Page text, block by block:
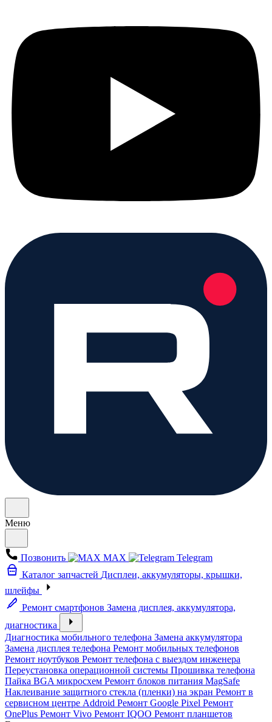
Меню
Позвонить MAX
Telegram
Каталог запчастей Дисплеи, аккумуляторы, крышки,
шлейфы
Ремонт смартфонов Замена дисплея, аккумулятора,
диагностика
Диагностика мобильного телефона Замена аккумулятора
Замена дисплея телефона Ремонт мобильных телефонов
Ремонт ноутбуков Ремонт телефона с выездом инженера
Переустановка операционной системы Прошивка телефона
Пайка BGA микросхем Ремонт блоков питания MagSafe
Наклеивание защитного стекла (пленки) на экран Ремонт в
сервисном центре Addroid Ремонт Google Pixel Ремонт
OnePlus Ремонт Vivo Ремонт IQOO Ремонт планшетов